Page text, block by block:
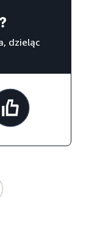
dzieląc